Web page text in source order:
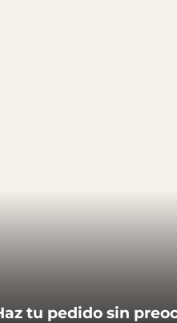
tu pedido sin